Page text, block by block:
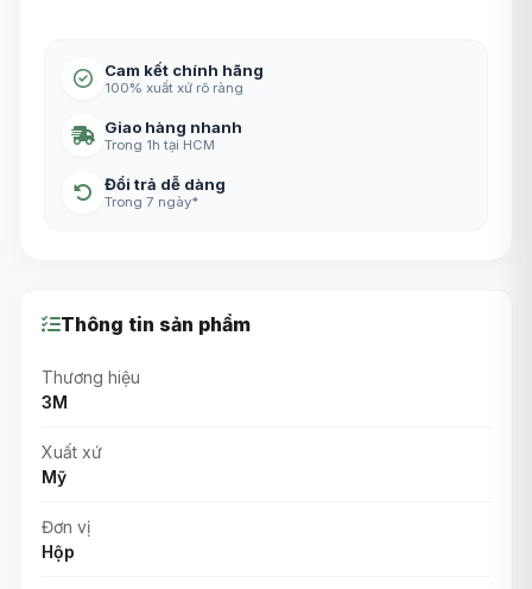
Cam kết chính hãng
100% xuất xứ rõ ràng
Giao hàng nhanh
Trong 1h tại HCM
Đổi trả dễ dàng
Trong 7 ngày*
Thông tin sản phẩm
Thương hiệu
3M
Xuất xứ
Mỹ
Đơn vị
Hộp